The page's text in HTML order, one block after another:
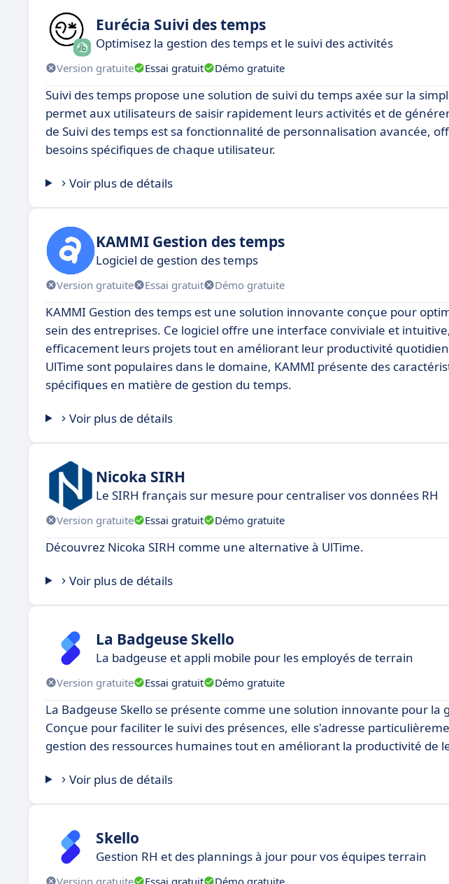
Eurécia Suivi des temps
Optimisez la gestion des temps et le suivi des activités
Version gratuite Essai gratuit Démo gratuite
Suivi des temps propose une solution de suivi du temps axée sur la
permet aux utilisateurs de saisir rapidement leurs activités et de
de Suivi des temps est sa fonctionnalité de personnalisation avancée,
besoins spécifiques de chaque utilisateur.
Voir plus de détails
KAMMI Gestion des temps
Logiciel de gestion des temps
Version gratuite Essai gratuit Démo gratuite
KAMMI Gestion des temps est une solution innovante conçue pour
sein des entreprises. Ce logiciel offre une interface conviviale et
efficacement leurs projets tout en améliorant leur productivité
UlTime sont populaires dans le domaine, KAMMI présente des
spécifiques en matière de gestion du temps.
Voir plus de détails
Nicoka SIRH
Le SIRH français sur mesure pour centraliser vos données RH
Version gratuite Essai gratuit Démo gratuite
Découvrez Nicoka SIRH comme une alternative à UlTime.
Voir plus de détails
La Badgeuse Skello
La badgeuse et appli mobile pour les employés de terrain
Version gratuite Essai gratuit Démo gratuite
La Badgeuse Skello se présente comme une solution innovante pour
Conçue pour faciliter le suivi des présences, elle s'adresse
gestion des ressources humaines tout en améliorant la productivité de
Voir plus de détails
Skello
Gestion RH et des plannings à jour pour vos équipes terrain
Version gratuite Essai gratuit Démo gratuite